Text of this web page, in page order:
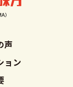
声
ョン